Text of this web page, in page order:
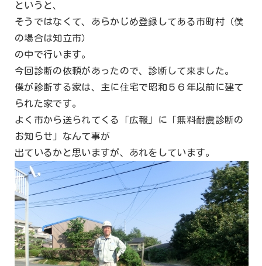
というと、
そうではなくて、あらかじめ登録してある市町村（僕
の場合は知立市）
の中で行います。
今回診断の依頼があったので、診断して来ました。
僕が診断する家は、主に住宅で昭和５６年以前に建て
られた家です。
よく市から送られてくる「広報」に「無料耐震診断の
お知らせ」なんて事が
出ているかと思いますが、あれをしています。